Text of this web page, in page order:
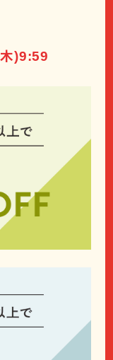
)9:59